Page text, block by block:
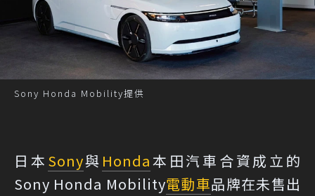
Sony Honda Mobility提供
日本 Sony與 Honda本田汽車合資成立的
Sony Honda Mobility電動車品牌在未售出